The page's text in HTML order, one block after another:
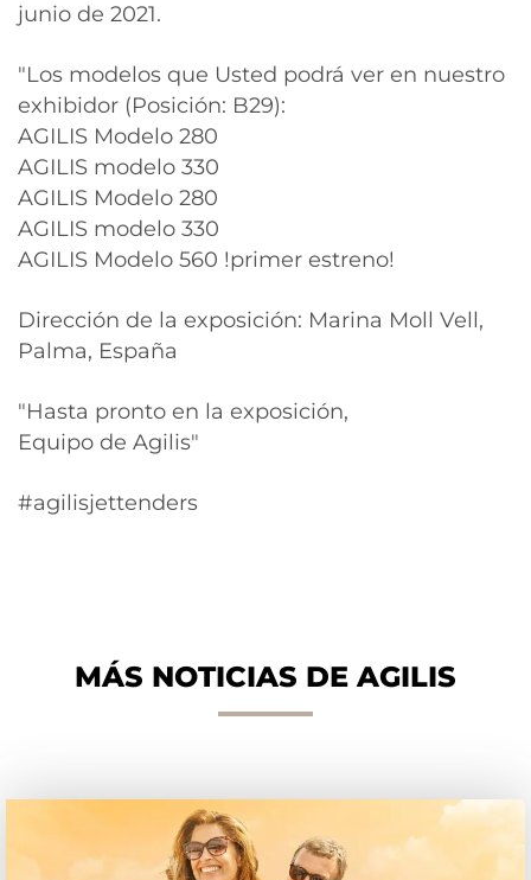
junio de 2021.
"Los modelos que Usted podrá ver en nuestro
exhibidor (Posición: B29):
AGILIS Modelo 280
AGILIS modelo 330
AGILIS Modelo 280
AGILIS modelo 330
AGILIS Modelo 560 !primer estreno!
Dirección de la exposición: Marina Moll Vell,
Palma, España
"Hasta pronto en la exposición,
Equipo de Agilis"
#agilisjettenders
MÁS NOTICIAS DE AGILIS